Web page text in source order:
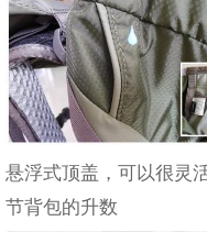
悬浮式顶盖，可以很灵
节背包的升数